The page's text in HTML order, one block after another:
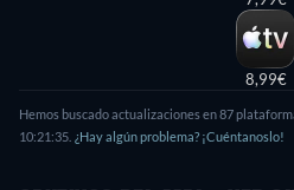
8,99€
Hemos buscado actualizaciones en 87
10:21:35. ¿Hay algún problema? ¡Cuéntanoslo!